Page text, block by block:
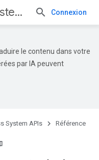
Spectrum Access System APIs Connexion
le contenu dans votre
par IA peuvent
System APIs Référence